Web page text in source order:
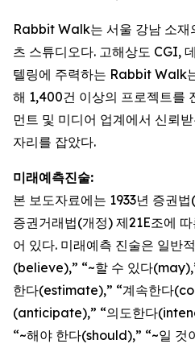
Rabbit Walk는 서울 강남 소재
츠 스튜디오다. 고해상도 CGI,
텔링에 주력하는 Rabbit Walk
해 1,400건 이상의 프로젝트를
먼트 및 미디어 업계에서 신뢰
자리를 잡았다.
미래예측진술:
본 보도자료에는 1933년 증권
증권거래법(개정) 제21E조에
어 있다. 미래예측 진술은 일반
(believe),” “~할 수 있다
한다(estimate),” “계속한다
(anticipate),” “의도한다
“~해야 한다(should),” “~일